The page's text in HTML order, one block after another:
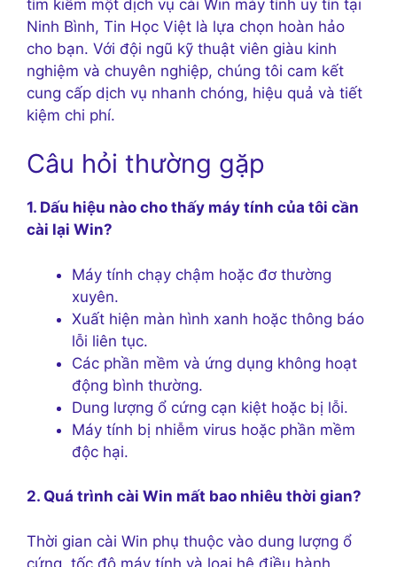
tìm kiếm một dịch vụ cài Win máy tính uy tín tại
Ninh Bình, Tin Học Việt là lựa chọn hoàn hảo
cho bạn. Với đội ngũ kỹ thuật viên giàu kinh
nghiệm và chuyên nghiệp, chúng tôi cam kết
cung cấp dịch vụ nhanh chóng, hiệu quả và tiết
kiệm chi phí.
Câu hỏi thường gặp
1. Dấu hiệu nào cho thấy máy tính của tôi cần
cài lại Win?
Máy tính chạy chậm hoặc đơ thường
xuyên.
Xuất hiện màn hình xanh hoặc thông báo
lỗi liên tục.
Các phần mềm và ứng dụng không hoạt
động bình thường.
Dung lượng ổ cứng cạn kiệt hoặc bị lỗi.
Máy tính bị nhiễm virus hoặc phần mềm
độc hại.
2. Quá trình cài Win mất bao nhiêu thời gian?
Thời gian cài Win phụ thuộc vào dung lượng ổ
cứng, tốc độ máy tính và loại hệ điều hành